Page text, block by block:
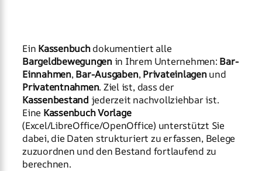
Ein Kassenbuchdokumentiert alle
Bargeldbewegungenin Ihrem Unternehmen: Bar-
Einnahmen,Bar-Ausgaben,Privateinlagenund
Privatentnahmen. Ziel ist, dass der
Kassenbestandjederzeit nachvollziehbar ist.
Eine Kassenbuch Vorlage
(Excel/LibreOffice/OpenOffice) unterstützt Sie
dabei, die Daten strukturiert zu erfassen, Belege
zuzuordnen und den Bestand fortlaufend zu
berechnen.